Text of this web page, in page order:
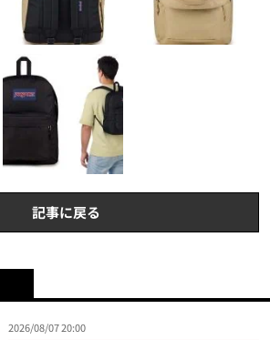
記事に戻る
2026/08/07 20:00